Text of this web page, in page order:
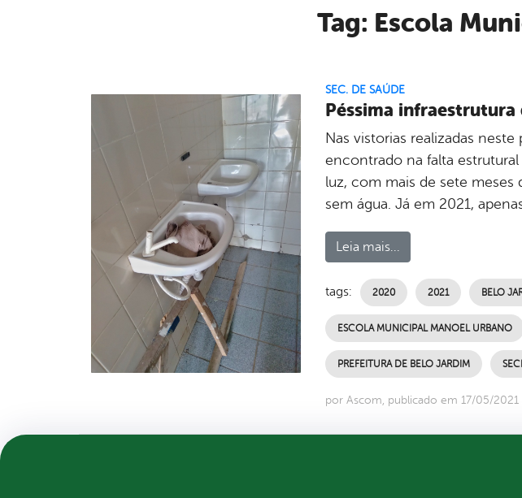
Tag: Escola
SEC. DE SAÚDE
Péssima
Nas vistorias realizadas
encontrado na falta estrutural
luz, com mais de sete meses
sem água. Já em 2021,
Leia mais...
tags: 2020 2021 BELO
ESCOLA MUNICIPAL MANOEL URBANO
PREFEITURA DE BELO JARDIM
por Ascom, publicado em 17/05/2021